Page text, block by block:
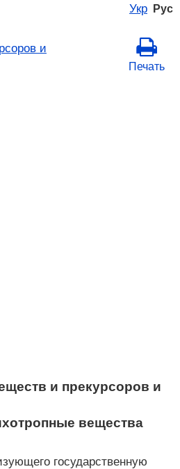
Укр Рус
и
Печать
и прекурсоров и
вещества
государственную